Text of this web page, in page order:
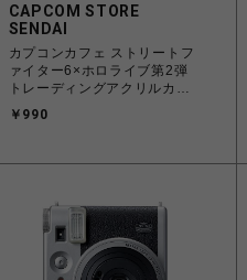
CAPCOM STORE
SENDAI
カプコンカフェ ストリートフ
ァイター6×ホロライブ第2弾
トレーディングアクリルカラ
￥990